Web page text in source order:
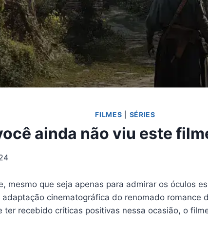
FILMES SÉRIES
ainda não viu este
mesmo que seja apenas para admirar os óculos
cinematográfica do renomado
ter recebido críticas positivas nessa ocasião, o